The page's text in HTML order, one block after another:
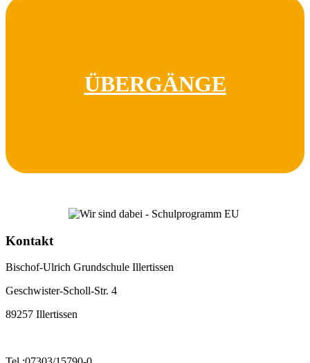
ÜBERGÄNGE
Kontakt
Bischof-Ulrich Grundschule Illertissen
Geschwister-Scholl-Str. 4
89257 Illertissen